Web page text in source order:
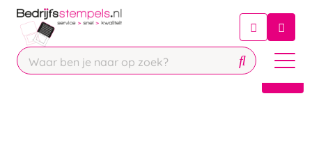
Chatbot
Chat 24/7 met onze chatbot voor
Contact